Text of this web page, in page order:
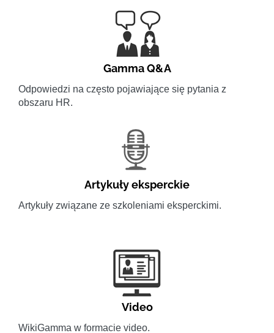
Gamma Q&A
Odpowiedzi na często pojawiające się pytania z
obszaru HR.
Artykuły eksperckie
Artykuły związane ze szkoleniami eksperckimi.
Video
WikiGamma w formacie video.